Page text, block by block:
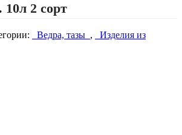
2 сорт
Ведра, тазы ,
Изделия из